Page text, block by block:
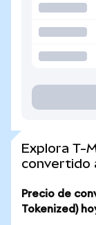
Explora T-
convertido
Precio de
Tokenized)